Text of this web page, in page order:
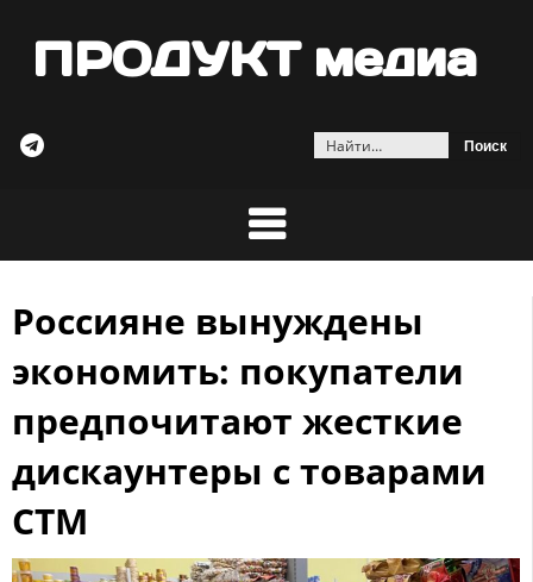
ПРОДУКТ медиа
Найти:
Skip
content
Россияне вынуждены
экономить: покупатели
предпочитают жесткие
дискаунтеры с товарами
СТМ